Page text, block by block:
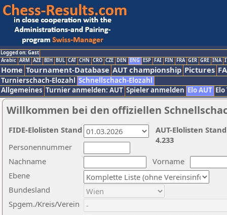
Logged on: Gast
Arabic ARM AZE BIH BUL CAT CHN CRO CZE DEN ENG ESP FAI FIN FRA GER GRE INA
Home Tournament-Database AUT championship Pictures
Turnierschach-Elozahl Schnellschach-Elozahl
Allgemeines Turnier anmelden: AUT Spieler anmelden Elo AUT
Willkommen bei den offiziellen
Nachname
Vorname
Ebene
Personennummer
Bundesland
Spgem./Kreis/Verein
AUT-Elolisten
4.233
FIDE-Elolisten Stand